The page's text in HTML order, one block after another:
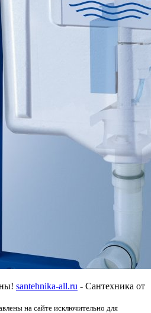
santehnika-all.ru - Сантехника от
на сайте исключительно для